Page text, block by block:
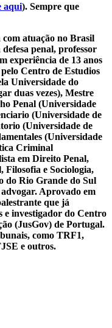
aqui). Sempre que
atuação no Brasil
penal, professor
experiência de 13 anos
Centro de Estudios
Universidade do
duas vezes), Mestre
Penal (Universidade
(Universidade de
(Universidade de
(Universidade
Criminal
em Direito Penal,
Filosofia e Sociologia,
do Rio Grande do Sul
Aprovado em
que já
e investigador do Centro
(JusGov) de Portugal.
como TRF1,
e outros.